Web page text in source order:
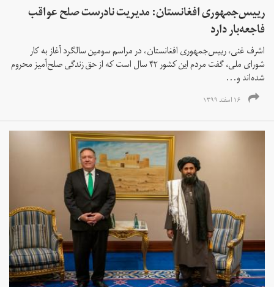
رییس‌جمهوری افغانستان: مدیریت نادرست صلح عواقب
فاجعه‌بار دارد
اشرف غنی، رییس‌جمهوری افغانستان، در مراسم سومین سالگرد آغاز به کار
شورای ملی، گفت مردم این کشور ۴۲ سال است که از حق زندگی صلح‌آمیز محروم
شده‌اند و...
۱۶ اسفند ۱۳۹۹